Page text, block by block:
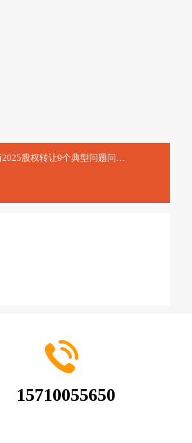
[代理记账资讯]最新2025股权转让9个典型问题问答
15710055650